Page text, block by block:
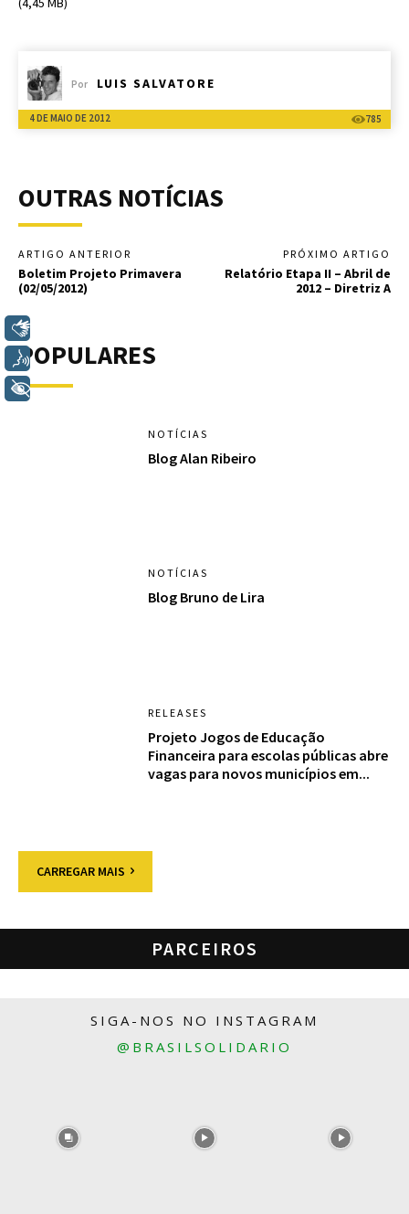
Por LUIS SALVATORE
4 DE MAIO DE 2012 785
OUTRAS NOTÍCIAS
ARTIGO ANTERIOR
Boletim Projeto Primavera
(02/05/2012)
PRÓXIMO ARTIGO
Relatório Etapa II – Abril de
2012 – Diretriz A
POPULARES
NOTÍCIAS
Blog Alan Ribeiro
NOTÍCIAS
Blog Bruno de Lira
RELEASES
Projeto Jogos de Educação
Financeira para escolas públicas abre
vagas para novos municípios em...
CARREGAR MAIS
PARCEIROS
SIGA-NOS NO INSTAGRAM
@BRASILSOLIDARIO
Voz
+ Acessibilidade